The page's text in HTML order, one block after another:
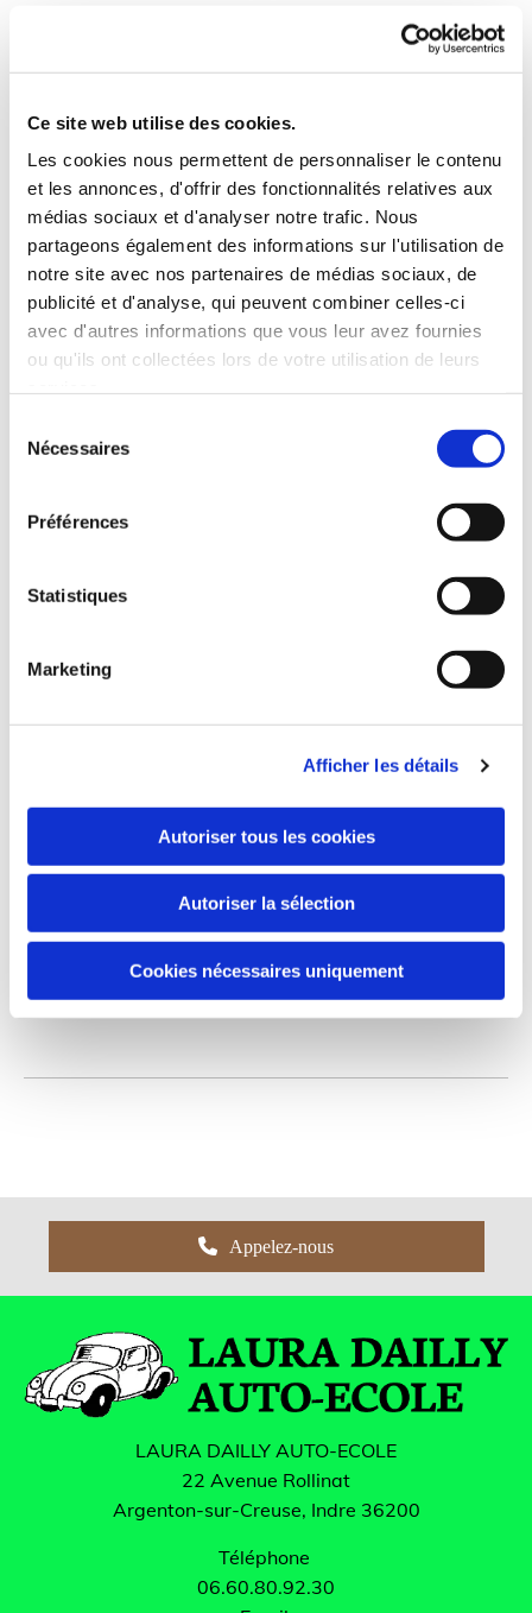
Ce site web utilise des cookies.
Les cookies nous permettent de personnaliser le contenu
et les annonces, d'offrir des fonctionnalités relatives aux
médias sociaux et d'analyser notre trafic. Nous
partageons également des informations sur l'utilisation de
notre site avec nos partenaires de médias sociaux, de
publicité et d'analyse, qui peuvent combiner celles-ci
avec d'autres informations que vous leur avez fournies
ou qu'ils ont collectées lors de votre utilisation de leurs
Nécessaires
Préférences
Statistiques
Marketing
Afficher les détails
Autoriser tous les cookies
Autoriser la sélection
Cookies nécessaires uniquement
- l'envie est là mais que l'on à
Il n'est pas rare, d'en avoir besoin
quelques années après l'obtention du
permis, ou après un événement qui nous
a amené à ne plus prendre de plaisir à
conduire.
Tarif :
- 47.00€ l'heure de conduite voiture
- 45.00€ l'heure de conduite scooter
(prévoir de les prendre x 2 heures)
Appelez-nous
LAURA DAILLY AUTO-ECOLE
22 Avenue Rollinat
Argenton-sur-Creuse, Indre 36200
Téléphone
06.60.80.92.30